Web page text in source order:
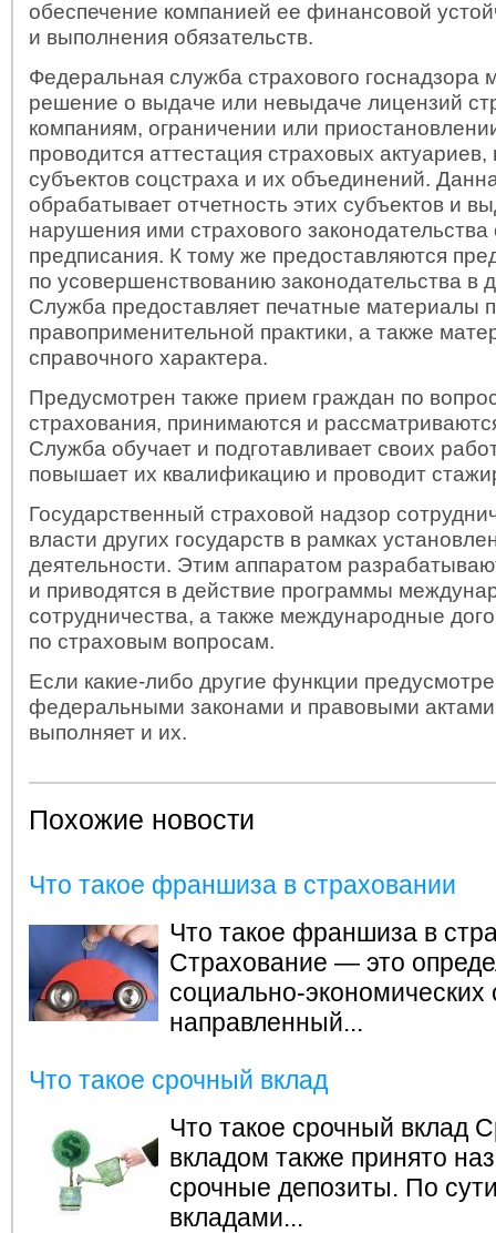
обеспечение компанией ее финансовой
и выполнения обязательств.
Федеральная служба страхового госнадзора
решение о выдаче или невыдаче лицензий
компаниям, ограничении или
проводится аттестация страховых актуариев,
субъектов соцстраха и их объединений.
обрабатывает отчетность этих субъектов и
нарушения ими страхового
предписания. К тому же предоставляются
по усовершенствованию законодательства в
Служба предоставляет печатные материалы
правоприменительной практики, а также
справочного характера.
Предусмотрен также прием граждан по
страхования, принимаются и
Служба обучает и подготавливает своих
повышает их квалификацию и проводит
Государственный страховой надзор
власти других государств в рамках
деятельности. Этим аппаратом
и приводятся в действие программы
сотрудничества, а также международные
по страховым вопросам.
Если какие-либо другие функции
федеральными законами и правовыми
выполняет и их.
Похожие новости
Что такое франшиза в страховании
Что такое франшиза в
Страхование — это
социально-
направленный...
Что такое срочный вклад
Что такое срочный вклад
вкладом также принято
срочные депозиты. По
вкладами...